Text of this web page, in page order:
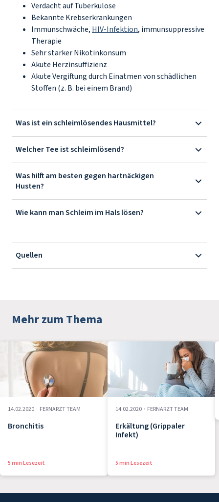
Verdacht auf Tuberkulose
Bekannte Krebserkrankungen
Immunschwäche, HIV-Infektion, immunsuppressive
Therapie
Sehr starker Nikotinkonsum
Akute Herzinsuffizienz
Akute Vergiftung durch Einatmen von schädlichen
Stoffen (z. B. bei einem Brand)
Was ist ein schleimlösendes Hausmittel?
Welcher Tee ist schleimlösend?
Was hilft am besten gegen hartnäckigen
Husten?
Wie kann man Schleim im Hals lösen?
Quellen
Mehr zum Thema
14.02.2020 · FERNARZT TEAM
Bronchitis
5 min Lesezeit
14.02.2020 · FERNARZT TEAM
Erkältung (Grippaler
Infekt)
5 min Lesezeit